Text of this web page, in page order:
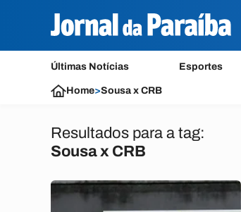
Últimas Notícias Esportes
Home>Sousa x CRB
Resultados para a tag:
Sousa x CRB